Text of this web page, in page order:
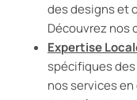
des designs et
Découvrez nos
Expertise
spécifiques
nos services